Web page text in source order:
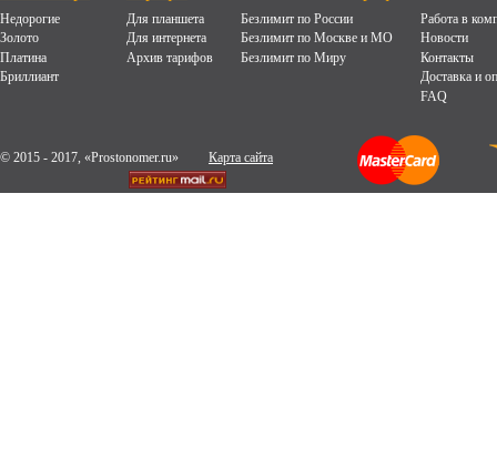
Недорогие
Золото
Платина
Бриллиант
Для планшета
Для интернета
Архив тарифов
Безлимит по России
Безлимит по Москве и МО
Безлимит по Миру
Работа в
Новости
Контакты
Доставка и
FAQ
© 2015 - 2017, «Prostonomer.ru» Карта сайта